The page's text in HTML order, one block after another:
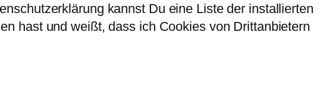
kannst Du eine Liste der installierten
hast und weißt, dass ich Cookies von Drittanbietern